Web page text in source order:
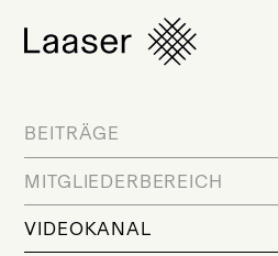
BEITRÄGE
MITGLIEDERBEREICH
VIDEOKANAL